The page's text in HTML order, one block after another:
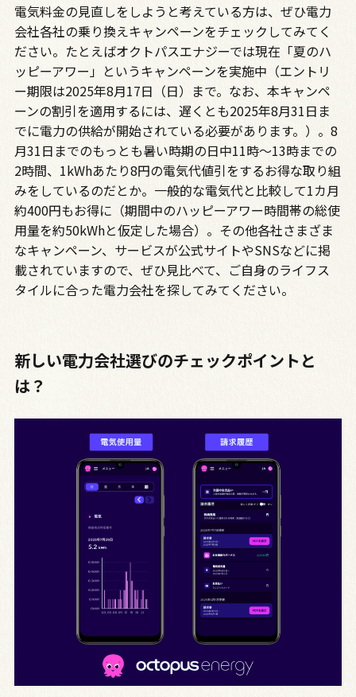
電気料金の見直しをしようと考えている方は、ぜひ電力
会社各社の乗り換えキャンペーンをチェックしてみてく
ださい。たとえばオクトパスエナジーでは現在「夏のハ
ッピーアワー」というキャンペーンを実施中（エントリ
ー期限は2025年8月17日（日）まで。なお、本キャンペ
ーンの割引を適用するには、遅くとも2025年8月31日ま
でに電力の供給が開始されている必要があります。）。8
月31日までのもっとも暑い時期の日中11時〜13時までの
2時間、1kWhあたり8円の電気代値引をするお得な取り組
みをしているのだとか。一般的な電気代と比較して1カ月
約400円もお得に（期間中のハッピーアワー時間帯の総使
用量を約50kWhと仮定した場合）。その他各社さまざま
なキャンペーン、サービスが公式サイトやSNSなどに掲
載されていますので、ぜひ見比べて、ご自身のライフス
タイルに合った電力会社を探してみてください。
新しい電力会社選びのチェックポイントと
は？